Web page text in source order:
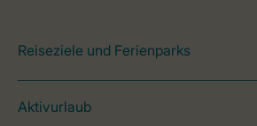
Reiseziele und Ferienparks
Aktivurlaub